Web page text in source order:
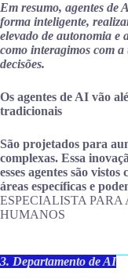
Em resumo, agentes de
forma inteligente,
elevado de autonomia e
como interagimos com a
decisões.
Os agentes de AI vão
tradicionais
São projetados para
complexas. Essa
esses agentes são
áreas específicas e
ESPECIALISTA
HUMANOS
3. Departamento de AI